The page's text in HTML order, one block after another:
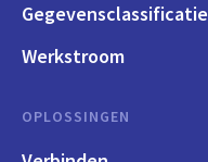
Gegevensclassificatie
Werkstroom
OPLOSSINGEN